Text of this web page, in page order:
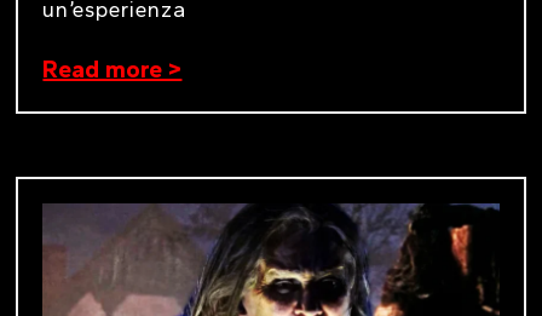
un’esperienza
Read more >